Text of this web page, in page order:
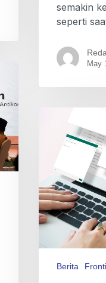
semakin
seperti
May
Berita